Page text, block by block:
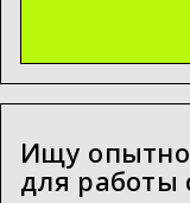
Ищу
для работы